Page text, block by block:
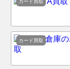
カード買取